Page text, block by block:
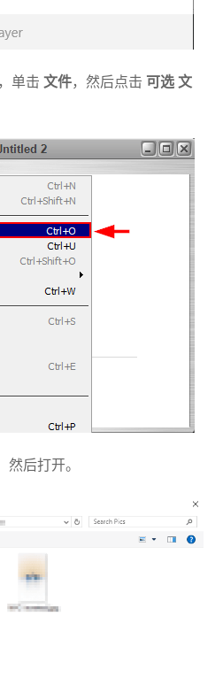
单击文件，然后点击 可选 文
然后打开。